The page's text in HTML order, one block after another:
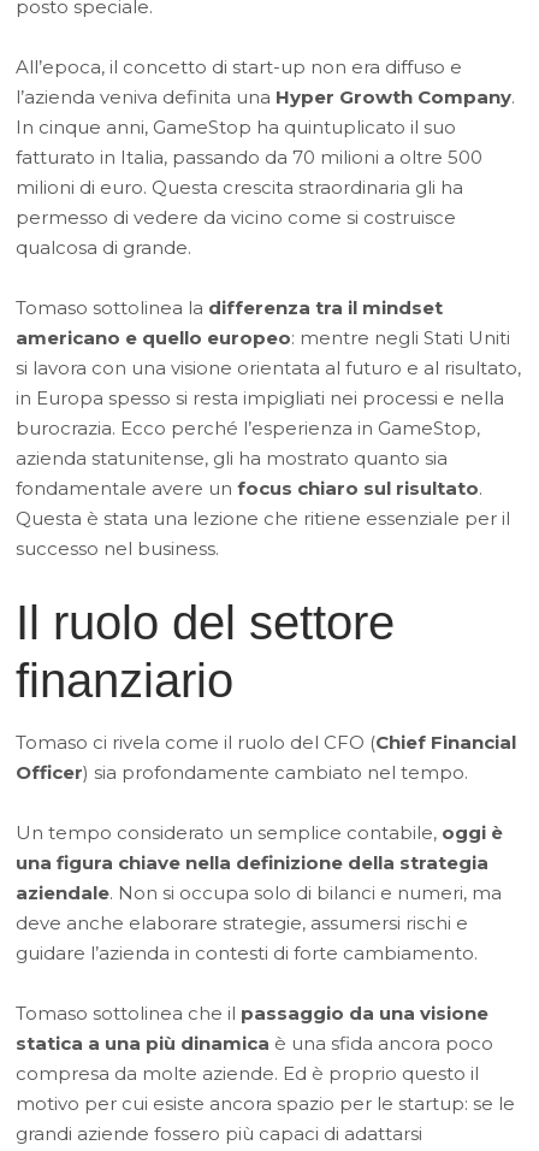
posto speciale.
All’epoca, il concetto di start-up non era diffuso e
l’azienda veniva definita una Hyper Growth Company.
In cinque anni, GameStop ha quintuplicato il suo
fatturato in Italia, passando da 70 milioni a oltre 500
milioni di euro. Questa crescita straordinaria gli ha
permesso di vedere da vicino come si costruisce
qualcosa di grande.
Tomaso sottolinea la differenza tra il mindset
americano e quello europeo: mentre negli Stati Uniti
si lavora con una visione orientata al futuro e al risultato,
in Europa spesso si resta impigliati nei processi e nella
burocrazia. Ecco perché l’esperienza in GameStop,
azienda statunitense, gli ha mostrato quanto sia
fondamentale avere unfocus chiaro sul risultato.
Questa è stata una lezione che ritiene essenziale per il
successo nel business.
Il ruolo del settore
finanziario
Tomaso ci rivela come il ruolo del CFO (Chief Financial
Officer) sia profondamente cambiato nel tempo.
Un tempo considerato un semplice contabile, oggi è
una figura chiave nella definizione della strategia
aziendale. Non si occupa solo di bilanci e numeri, ma
deve anche elaborare strategie, assumersi rischi e
guidare l’azienda in contesti di forte cambiamento.
Tomaso sottolinea che il passaggio da una visione
statica a una più dinamica è una sfida ancora poco
compresa da molte aziende. Ed è proprio questo il
motivo per cui esiste ancora spazio per le startup: se le
grandi aziende fossero più capaci di adattarsi